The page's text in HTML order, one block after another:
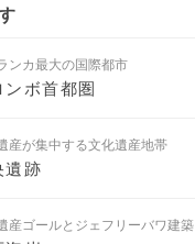
ンカ最大の国際都市
ンボ首都圏
産が集中する文化遺産地帯
遺跡
産ゴールとジェフリーバワ建築